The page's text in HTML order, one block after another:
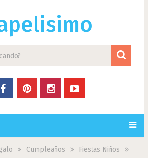
Cumpleaños
Fiestas Niños